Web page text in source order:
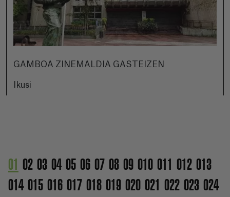
GAMBOA ZINEMALDIA GASTEIZEN
Ikusi
01 02 03 04 05 06 07 08 09 010 011 012 013
014 015 016 017 018 019 020 021 022 023 024